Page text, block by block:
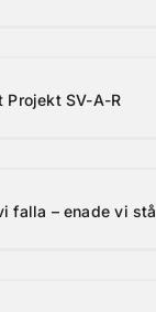
Projekt SV-A-R
falla – enade vi stå